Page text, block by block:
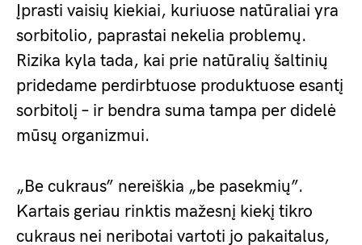
Įprasti vaisių kiekiai, kuriuose natūraliai yra
sorbitolio, paprastai nekelia problemų.
Rizika kyla tada, kai prie natūralių šaltinių
pridedame perdirbtuose produktuose esantį
sorbitolį – ir bendra suma tampa per didelė
mūsų organizmui.
„Be cukraus” nereiškia „be pasekmių”.
Kartais geriau rinktis mažesnį kiekį tikro
cukraus nei neribotai vartoti jo pakaitalus,